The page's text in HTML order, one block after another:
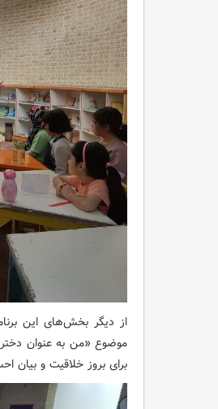
از دیگر بخش‌های این
موضوع «من به عنوان
برای بروز خلاقیت و بیان